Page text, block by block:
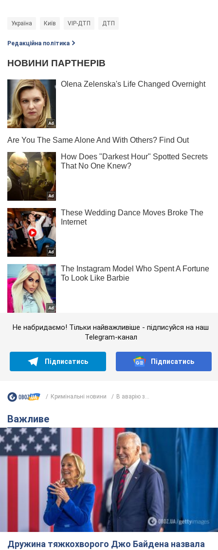
Україна Київ VIP-ДТП ДТП
Редакційна політика
Не набридаємо! Тільки найважливіше - підписуйся на наш
Telegram-канал
Підписатись Підписатись
Кримінальні новини В аварію з...
Важливе
Дружина тяжкохворого Джо Байдена назвала